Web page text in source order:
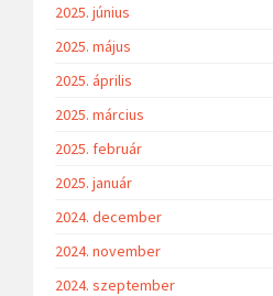
2025. június
2025. május
2025. április
2025. március
2025. február
2025. január
2024. december
2024. november
2024. szeptember